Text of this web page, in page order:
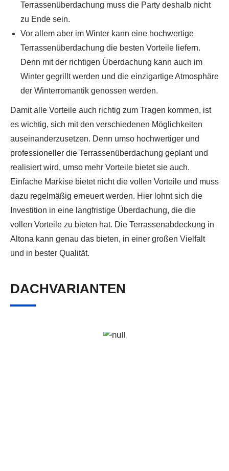
Terrassenüberdachung muss die Party deshalb nicht
zu Ende sein.
Vor allem aber im Winter kann eine hochwertige
Terrassenüberdachung die besten Vorteile liefern.
Denn mit der richtigen Überdachung kann auch im
Winter gegrillt werden und die einzigartige Atmosphäre
der Winterromantik genossen werden.
Damit alle Vorteile auch richtig zum Tragen kommen, ist
es wichtig, sich mit den verschiedenen Möglichkeiten
auseinanderzusetzen. Denn umso hochwertiger und
professioneller die Terrassenüberdachung geplant und
realisiert wird, umso mehr Vorteile bietet sie auch.
Einfache Markise bietet nicht die vollen Vorteile und muss
dazu regelmäßig erneuert werden. Hier lohnt sich die
Investition in eine langfristige Überdachung, die die
vollen Vorteile zu bieten hat. Die Terrassenabdeckung in
Altona kann genau das bieten, in einer großen Vielfalt
und in bester Qualität.
DACHVARIANTEN